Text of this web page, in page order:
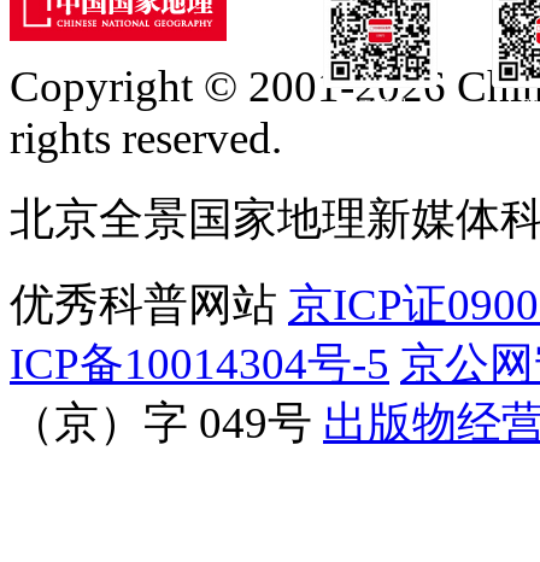
订阅号
Copyright © 2001-2026
rights reserved.
北京全景国家地理新媒体
优秀科普网站 京ICP证
ICP备10014304号-5 京公
（京）字 049号 出版物经